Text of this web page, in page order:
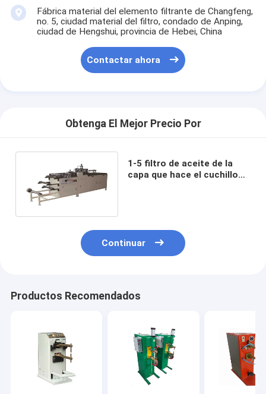
Fábrica material del elemento filtrante de Changfeng,
no. 5, ciudad material del filtro, condado de Anping,
ciudad de Hengshui, provincia de Hebei, China
Contactar ahora
Obtenga El Mejor Precio Por
1-5 filtro de aceite de la
capa que hace el cuchillo
Continuar
Productos Recomendados